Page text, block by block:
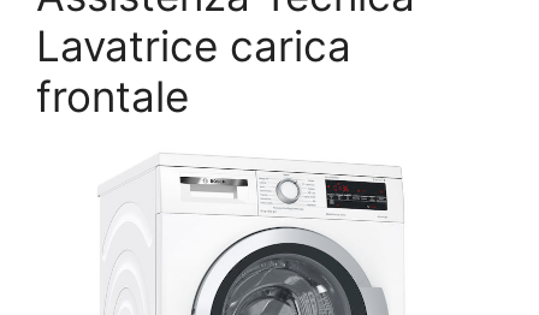
Lavatrice carica
frontale